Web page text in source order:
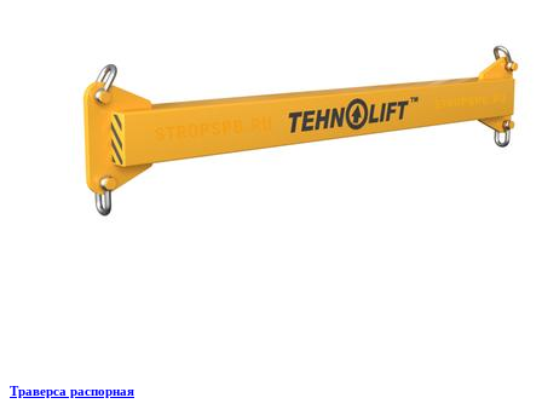
Траверса распорная